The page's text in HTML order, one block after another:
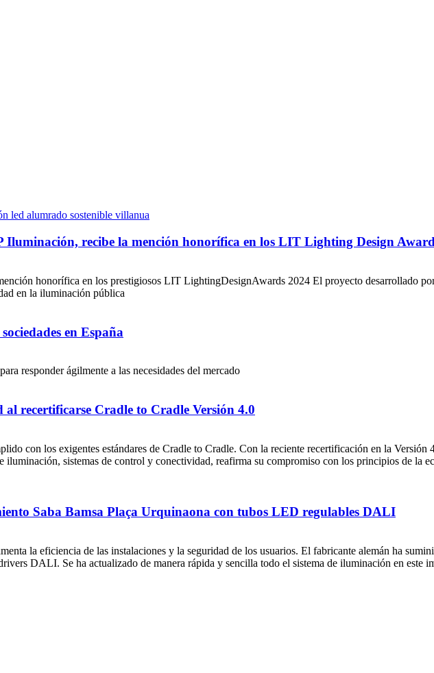
recibe la mención honorífica en los LIT Lighting Design
honorífica en los prestigiosos LIT LightingDesignAwards 2024 El proyecto desarrollado
en la iluminación pública
en España
responder ágilmente a las necesidades del mercado
recertificarse Cradle to Cradle Versión 4.0
con los exigentes estándares de Cradle to Cradle. Con la reciente recertificación en la Versión
sistemas de control y conectividad, reafirma su compromiso con los principios de la
Saba Bamsa Plaça Urquinaona con tubos LED regulables DALI
la eficiencia de las instalaciones y la seguridad de los usuarios. El fabricante alemán ha
DALI. Se ha actualizado de manera rápida y sencilla todo el sistema de iluminación en este